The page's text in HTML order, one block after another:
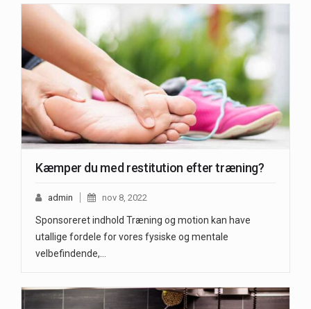
Kæmper du med restitution efter træning?
admin nov 8, 2022
Sponsoreret indhold Træning og motion kan have
utallige fordele for vores fysiske og mentale
velbefindende,…